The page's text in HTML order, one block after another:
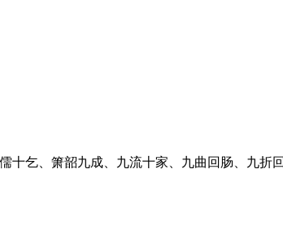
乞、箫韶九成、九流十家、九曲回肠、九